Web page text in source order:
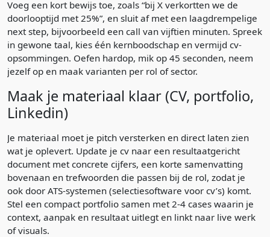
Voeg een kort bewijs toe, zoals “bij X verkortten we de
doorlooptijd met 25%”, en sluit af met een laagdrempelige
next step, bijvoorbeeld een call van vijftien minuten. Spreek
in gewone taal, kies één kernboodschap en vermijd cv-
opsommingen. Oefen hardop, mik op 45 seconden, neem
jezelf op en maak varianten per rol of sector.
Maak je materiaal klaar (CV, portfolio,
Linkedin)
Je materiaal moet je pitch versterken en direct laten zien
wat je oplevert. Update je cv naar een resultaatgericht
document met concrete cijfers, een korte samenvatting
bovenaan en trefwoorden die passen bij de rol, zodat je
ook door ATS-systemen (selectiesoftware voor cv’s) komt.
Stel een compact portfolio samen met 2-4 cases waarin je
context, aanpak en resultaat uitlegt en linkt naar live werk
of visuals.